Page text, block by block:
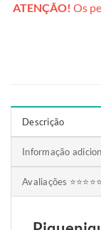
ATENÇÃO! Os
Descrição
Informação
Avaliações ⭐⭐⭐⭐⭐